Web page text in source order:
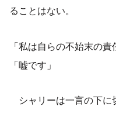
ることはない。
「私は自らの不始末の
「嘘です」
シャリーは一言の下に